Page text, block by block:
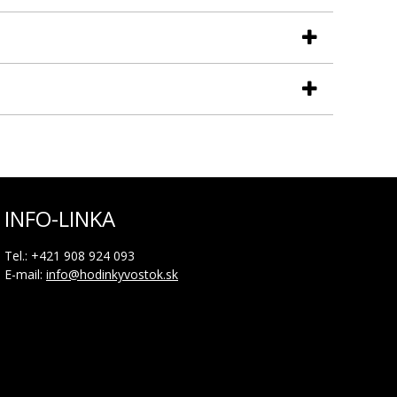
remienok
INFO-LINKA
Tel.: +421 908 924 093
E-mail: info@hodinkyvostok.sk